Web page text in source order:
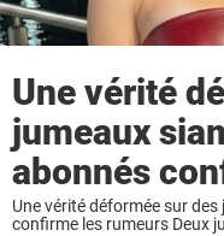
Une vérité
jumeaux
abonnés
Une vérité déformée sur
confirme les rumeurs Deux